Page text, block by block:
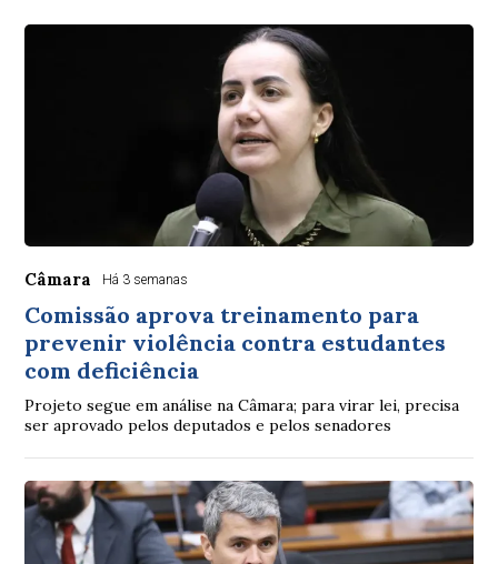
Câmara Há 3 semanas
Comissão aprova treinamento para
prevenir violência contra estudantes
com deficiência
Projeto segue em análise na Câmara; para virar lei, precisa
ser aprovado pelos deputados e pelos senadores